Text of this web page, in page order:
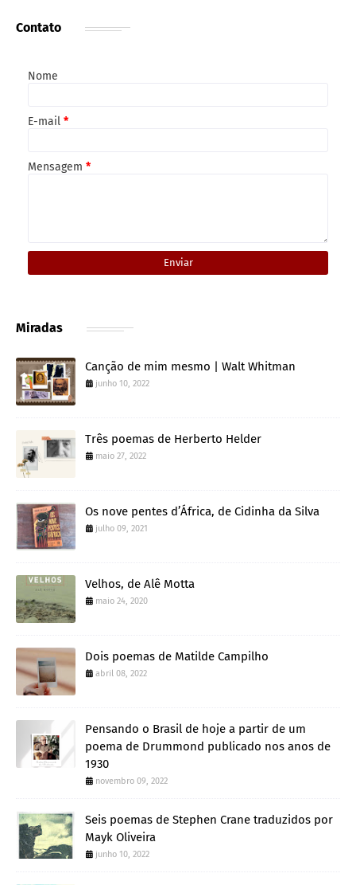
Contato
Nome
E-mail *
Mensagem *
Miradas
Canção de mim mesmo | Walt Whitman
junho 10, 2022
Três poemas de Herberto Helder
maio 27, 2022
Os nove pentes d’África, de Cidinha da Silva
julho 09, 2021
Velhos, de Alê Motta
maio 24, 2020
Dois poemas de Matilde Campilho
abril 08, 2022
Pensando o Brasil de hoje a partir de um
poema de Drummond publicado nos anos de
1930
novembro 09, 2022
Seis poemas de Stephen Crane traduzidos por
Mayk Oliveira
junho 10, 2022